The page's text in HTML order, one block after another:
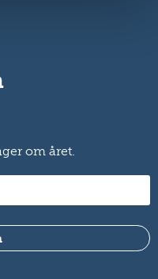
om året.